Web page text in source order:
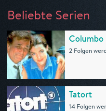
Beliebte Serien
Columbo
2 Folgen
Tatort
14 Folgen